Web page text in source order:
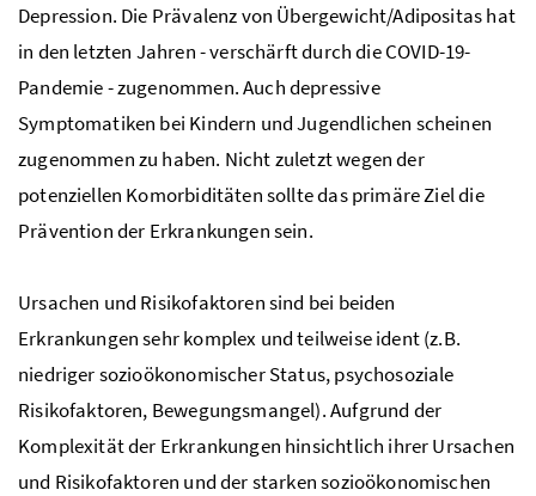
Depression. Die Prävalenz von Übergewicht/Adipositas hat
in den letzten Jahren - verschärft durch die COVID-19-
Pandemie - zugenommen. Auch depressive
Symptomatiken bei Kindern und Jugendlichen scheinen
zugenommen zu haben. Nicht zuletzt wegen der
potenziellen Komorbiditäten sollte das primäre Ziel die
Prävention der Erkrankungen sein.
Ursachen und Risikofaktoren sind bei beiden
Erkrankungen sehr komplex und teilweise ident (z.B.
niedriger sozioökonomischer Status, psychosoziale
Risikofaktoren, Bewegungsmangel). Aufgrund der
Komplexität der Erkrankungen hinsichtlich ihrer Ursachen
und Risikofaktoren und der starken sozioökonomischen